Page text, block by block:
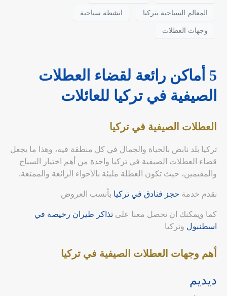
المعالم السياحية بتركيا انشطة سياحية
وجهات العطلات
5 أماكن رائعة لقضاء العطلات
الصيفية في تركيا للعائلات
العطلات الصيفية في تركيا
تركيا بلد نابض بالحياة والجمال في كل منطقة فيه، وهذا ما يجعل
قضاء العطلات الصيفية في تركيا واحدة من أهم اختيار السياح
والمقيمين، حيث تكون العطلة مليئة بالأجواء الرائعة والممتعة.
نقدم خدمة حجز فنادق في تركيا بأنسب العروض
كما ويمكنك ان تحصل معنا على تذاكر طيران رخيصة في
اسطنبول وتركيا
أهم وجهات العطلات الصيفية في تركيا
ديديم